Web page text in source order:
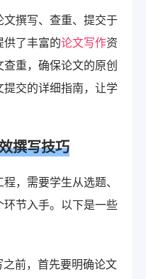
撰写、查重、提交于
供了丰富的论文写作资
重，确保论文的原创
交的详细指南，让学
撰写技巧
，需要学生从选题、
节入手。以下是一些
前，首先要明确论文